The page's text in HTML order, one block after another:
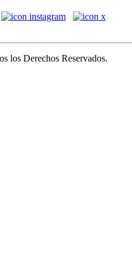
los Derechos Reservados.